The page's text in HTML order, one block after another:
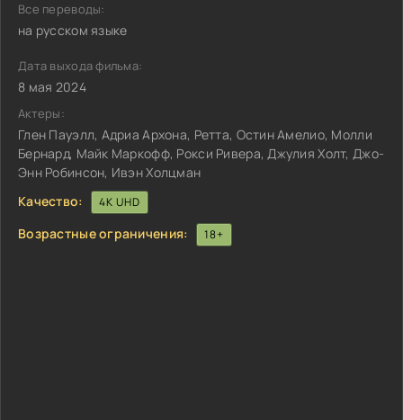
Все переводы:
на русском языке
Дата выхода фильма:
8 мая 2024
Актеры:
Глен Пауэлл, Адриа Архона, Ретта, Остин Амелио, Молли
Бернард, Майк Маркофф, Рокси Ривера, Джулия Холт, Джо-
Энн Робинсон, Ивэн Холцман
Качество:
4K UHD
Возрастные ограничения: 18+